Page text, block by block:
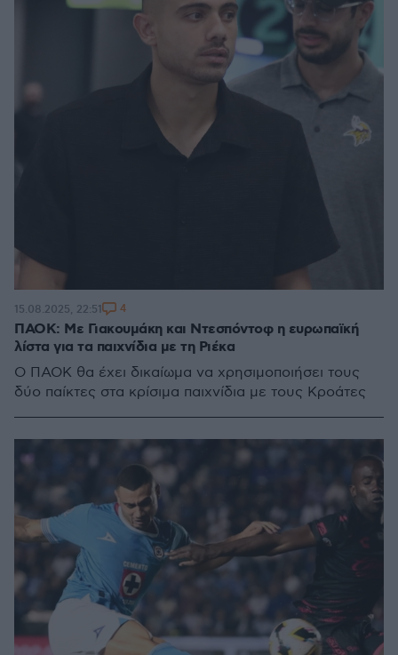
ΠΑΟΚ: Με Γιακουμάκη και Ντεσπόντοφ η ευρωπαϊκή
λίστα για τα παιχνίδια με τη Ριέκα
Ο ΠΑΟΚ θα έχει δικαίωμα να χρησιμοποιήσει τους
δύο παίκτες στα κρίσιμα παιχνίδια με τους Κροάτες
15.08.2025, 22:51 4